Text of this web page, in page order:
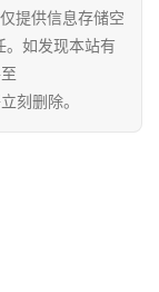
提供信息存储空
。如发现本站有
刻删除。